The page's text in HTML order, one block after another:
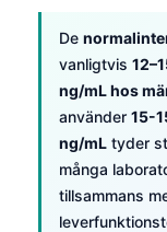
De
vanligtvis
ng/mL hos
använder 15-
ng/mL tyder
många
tillsammans